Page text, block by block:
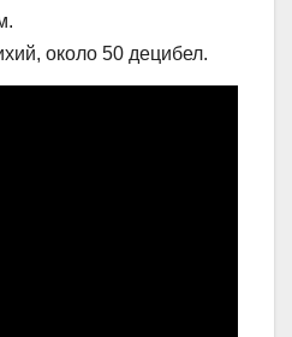
около 50 децибел.